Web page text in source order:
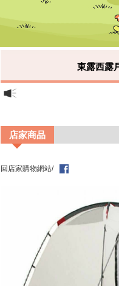
東露西露
店家商品
回店家購物網站/